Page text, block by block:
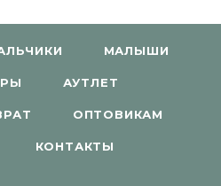
МАЛЫШИ
АУТЛЕТ
ОПТОВИКАМ
КОНТАКТЫ